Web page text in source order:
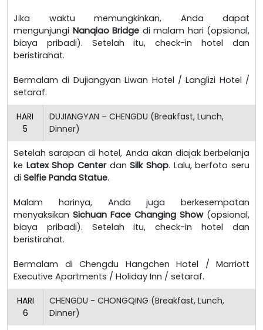
Jika waktu memungkinkan, Anda dapat
mengunjungi Nanqiao Bridge di malam hari (opsional,
biaya pribadi). Setelah itu, check-in hotel dan
beristirahat.
Bermalam di Dujiangyan Liwan Hotel / Langlizi Hotel /
setaraf.
HARI
5
DUJIANGYAN – CHENGDU (Breakfast, Lunch,
Dinner)
Setelah sarapan di hotel, Anda akan diajak berbelanja
ke Latex Shop CenterdanSilk Shop. Lalu, berfoto seru
di Selfie Panda Statue.
Malam harinya, Anda juga berkesempatan
menyaksikan Sichuan Face Changing Show(opsional,
biaya pribadi). Setelah itu, check-in hotel dan
beristirahat.
Bermalam di Chengdu Hangchen Hotel / Marriott
Executive Apartments / Holiday Inn / setaraf.
HARI
6
CHENGDU - CHONGQING (Breakfast, Lunch,
Dinner)